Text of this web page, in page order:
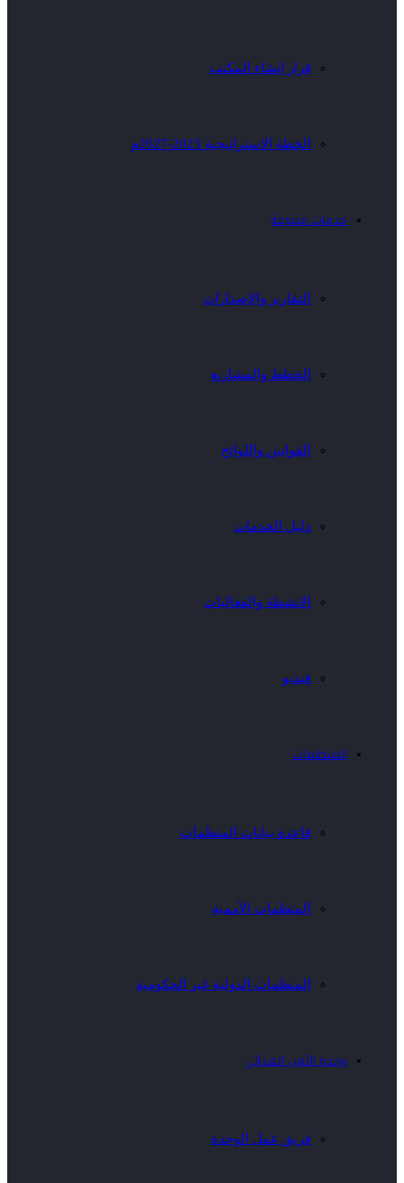
قرار إنشاء المكتب
الخطة الاستراتيجية 2023-2027م
خدمات متنوعة
التقارير والإصدارات
الخطط والمشاريع
القوانين واللوائح
دليل الخدمات
الانشطة والفعاليات
فيديو
المنظمات
قاعدة بيانات المنظمات
المنظمات الأممية
المنظمات الدولية غير الحكومية
وحدة الأمن الغذائي
فريق عمل الوحدة